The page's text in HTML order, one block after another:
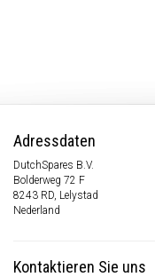
Adressdaten
DutchSpares B.V.
Bolderweg 72 F
8243 RD, Lelystad
Nederland
Kontaktieren Sie uns